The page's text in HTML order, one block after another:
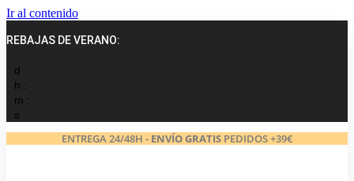
Ir al contenido
REBAJAS DE VERANO:
d :
h :
m :
s
ENTREGA 24/48H - ENVÍO GRATISPEDIDOS +39€